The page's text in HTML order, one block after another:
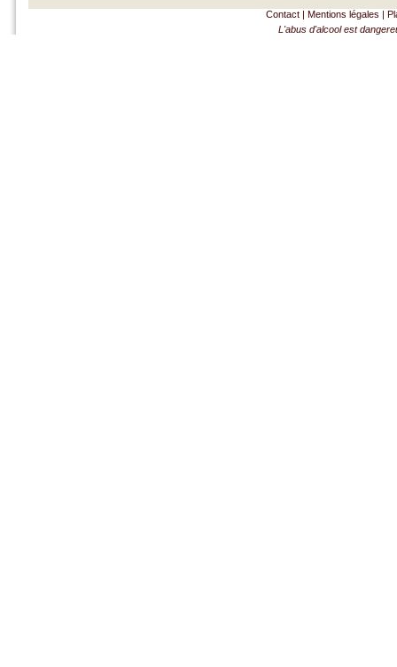
Contact |Mentions légales |
L'abus d'alcool est